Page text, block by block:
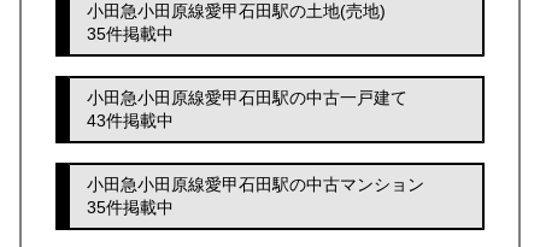
小田急小田原線愛甲石田駅の土地(売地)
35件掲載中
小田急小田原線愛甲石田駅の中古一戸建て
43件掲載中
小田急小田原線愛甲石田駅の中古マンション
35件掲載中